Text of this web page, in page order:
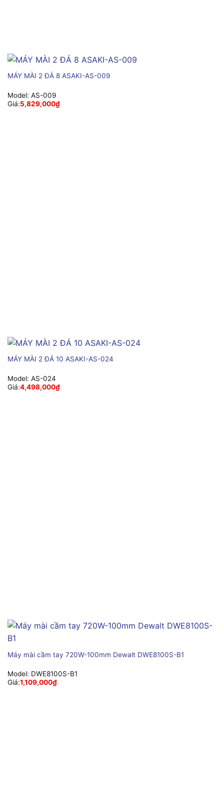
MÁY MÀI 2 ĐÁ 8 ASAKI-AS-009
Model: AS-009
Giá:5,829,000₫
MÁY MÀI 2 ĐÁ 10 ASAKI-AS-024
Model: AS-024
Giá:4,498,000₫
Máy mài cầm tay 720W-100mm Dewalt DWE8100S-B1
Model: DWE8100S-B1
Giá:1,109,000₫